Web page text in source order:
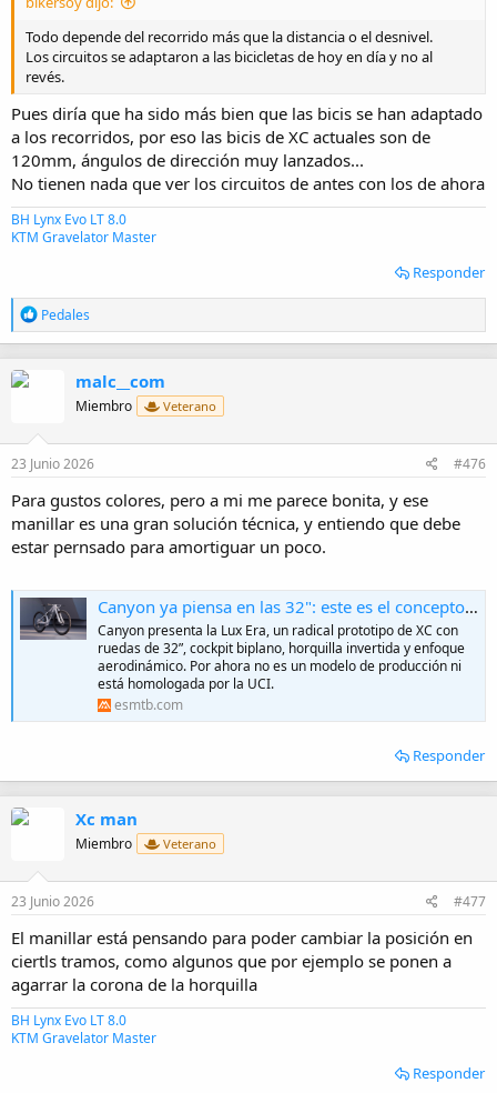
Todo depende del recorrido más que la distancia o el desnivel.
Los circuitos se adaptaron a las bicicletas de hoy en día y no al
revés.
Pues diría que ha sido más bien que las bicis se han adaptado
a los recorridos, por eso las bicis de XC actuales son de
120mm, ángulos de dirección muy lanzados...
No tienen nada que ver los circuitos de antes con los de ahora
BH Lynx Evo LT 8.0
KTM Gravelator Master
Responder
R
e
a
n
s
Pedales
malc__com
Miembro Veterano
23 Junio 2026 #476
Para gustos colores, pero a mi me parece bonita, y ese
manillar es una gran solución técnica, y entiendo que debe
estar pernsado para amortiguar un poco.
Canyon ya piensa en las 32": este es el concepto de su Canyon Lux Era
Canyon presenta la Lux Era, un radical prototipo de XC con
ruedas de 32”, cockpit biplano, horquilla invertida y enfoque
aerodinámico. Por ahora no es un modelo de producción ni
está homologada por la UCI.
esmtb.com
Responder
Xc man
Miembro Veterano
23 Junio 2026 #477
El manillar está pensando para poder cambiar la posición en
ciertls tramos, como algunos que por ejemplo se ponen a
agarrar la corona de la horquilla
BH Lynx Evo LT 8.0
KTM Gravelator Master
Responder